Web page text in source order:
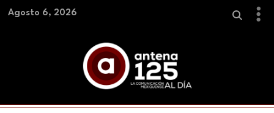
Agosto 6, 2026